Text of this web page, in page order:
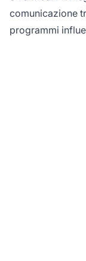
comunicazione
programmi